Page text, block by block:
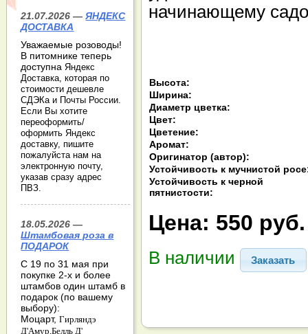
начинающему
Высота:
Ширина:
Диаметр цветка:
Цвет:
Цветение:
Аромат:
Оригинатор (автор):
Устойчивость к мучнистой
Устойчивость к черной
пятнистости:
Цена: 550 руб.
В наличии Заказать
21.07.2026 —ЯНДЕКС
ДОСТАВКА
Уважаемые розоводы!
В питомнике теперь
доступнаЯндекс
Доставка, которая по
стоимости дешевле
СДЭКа и Почты России.
Если Вы хотите
переоформить/
оформить Яндекс
доставку, пишите
пожалуйста нам на
электронную почту,
указав сразу адрес
ПВЗ.
18.05.2026 —
Штамбовая роза в
ПОДАРОК
С 19 по 31 мая при
покупке 2-х и более
штамбов один штамб в
подарок (по вашему
выбору):
Моцарт,Гирляндэ
Д'Амур,Белль Д'